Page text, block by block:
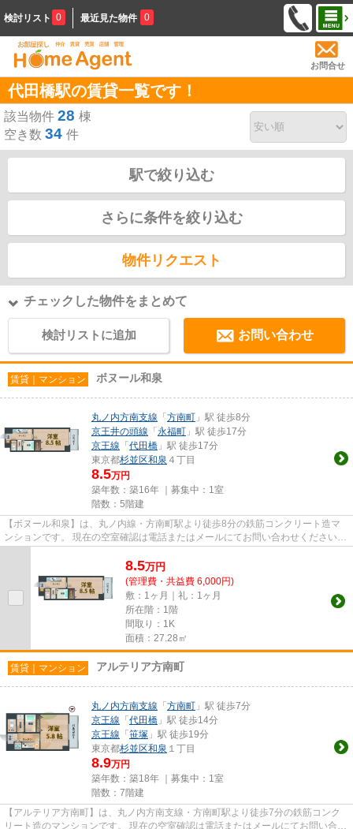
検討リスト 0 最近見た物件 0
お問合せ
代田橋駅の賃貸一覧です！
該当物件 28 棟
空き数 34 件
駅で絞り込む
さらに条件を絞り込む
物件リクエスト
チェックした物件をまとめて
検討リストに追加 お問い合わせ
賃貸｜マンション ボヌール和泉
丸ノ内方南支線 「 方南町 」駅 徒歩8分
京王井の頭線 「 永福町 」駅 徒歩17分
京王線 「 代田橋 」駅 徒歩17分
東京都杉並区和泉 ４丁目
8.5万円
築年数：築16年 ｜募集中： 1室
階数：5階建
【ボヌール和泉】は、丸ノ内線・方南町駅より徒歩8分の鉄筋コンクリート造マ
ンションです。 現在の空室確認は電話またはメールにてお問い合わせください。
8.5万円
(管理費・共益費 6,000円)
敷：1ヶ月｜礼：1ヶ月
所在階：1階
間取り：1K
面積：27.28㎡
賃貸｜マンション アルテリア方南町
丸ノ内方南支線 「 方南町 」駅 徒歩7分
京王線 「 代田橋 」駅 徒歩14分
京王線 「 笹塚 」駅 徒歩19分
東京都杉並区和泉 １丁目
8.9万円
築年数：築18年 ｜募集中： 1室
階数：7階建
【アルテリア方南町】は、丸ノ内方南支線・方南町駅より徒歩7分の鉄筋コンク
リート造のマンションです。 現在の空室確認は電話またはメールにてお問い合わ